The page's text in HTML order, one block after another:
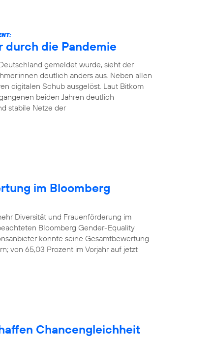
die Pandemie
gemeldet wurde, sieht der
deutlich anders aus. Neben allen
digitalen Schub ausgelöst. Laut Bitkom
beiden Jahren deutlich
stabile Netze der
im Bloomberg
Diversität und Frauenförderung im
Bloomberg Gender-Equality
konnte seine Gesamtbewertung
von 65,03 Prozent im Vorjahr auf jetzt
Chancengleichheit